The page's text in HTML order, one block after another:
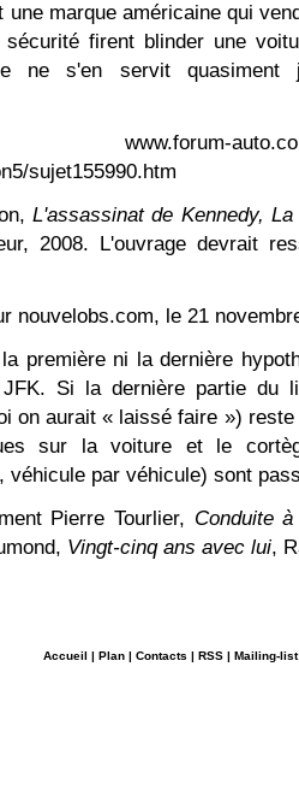
une marque américaine qui
firent blinder une
ne s'en servit quasiment
auto.com/
sujet155990.htm
L'assassinat de Kennedy,
2008. L'ouvrage devrait
nouvelobs.com, le 21
première ni la dernière
Si la dernière partie du
on aurait « laissé faire »)
sur la voiture et le
véhicule par véhicule) sont
Pierre Tourlier, Conduite
Vingt-cinq ans avec lui,
Accueil | Plan | Contacts | RSS | Mailing-list